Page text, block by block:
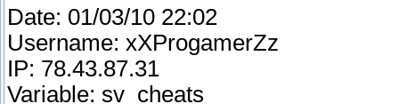
Date: 01/03/10 22:02
Username: xXProgamerZz
IP: 78.43.87.31
Variable: sv_cheats